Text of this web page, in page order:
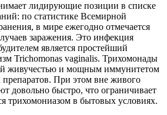
лидирующие позиции в списке
по статистике Всемирной
в мире ежегодно отмечается
заражения. Это инфекция
является простейший
Trichomonas vaginalis. Трихомонады
живучестью и мощным иммунитетом
препаратов. При этом вне живого
довольно быстро, что ограничивает
трихомониазом в бытовых условиях.